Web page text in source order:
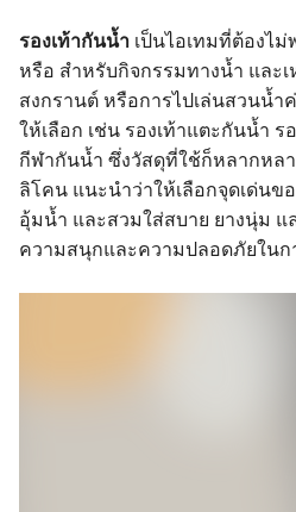
รองเท้ากันน้ำ เป็นไอเทมที่ต้องไ
หรือ สำหรับกิจกรรมทางน้ำ และ
สงกรานต์ หรือการไปเล่นสวนน้ำ
ให้เลือก เช่น รองเท้าแตะกันน้ำ ร
กีฬากันน้ำ ซึ่งวัสดุที่ใช้ก็หลากหล
ลิโคน แนะนำว่าให้เลือกจุดเด่น
อุ้มน้ำ และสวมใส่สบาย ยางนุ่ม
ความสนุกและความปลอดภัยในก